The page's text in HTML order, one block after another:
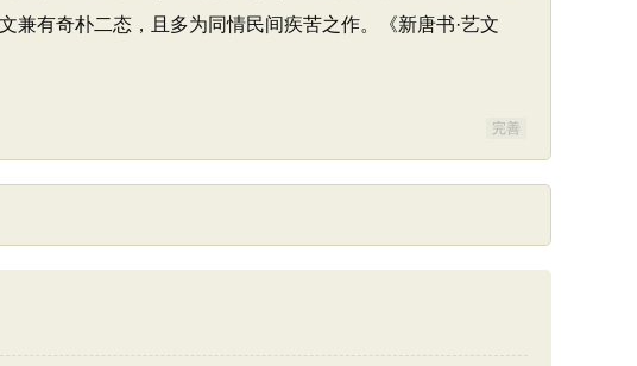
兼有奇朴二态，且多为同情民间疾苦之作。《新唐书·艺文
完善